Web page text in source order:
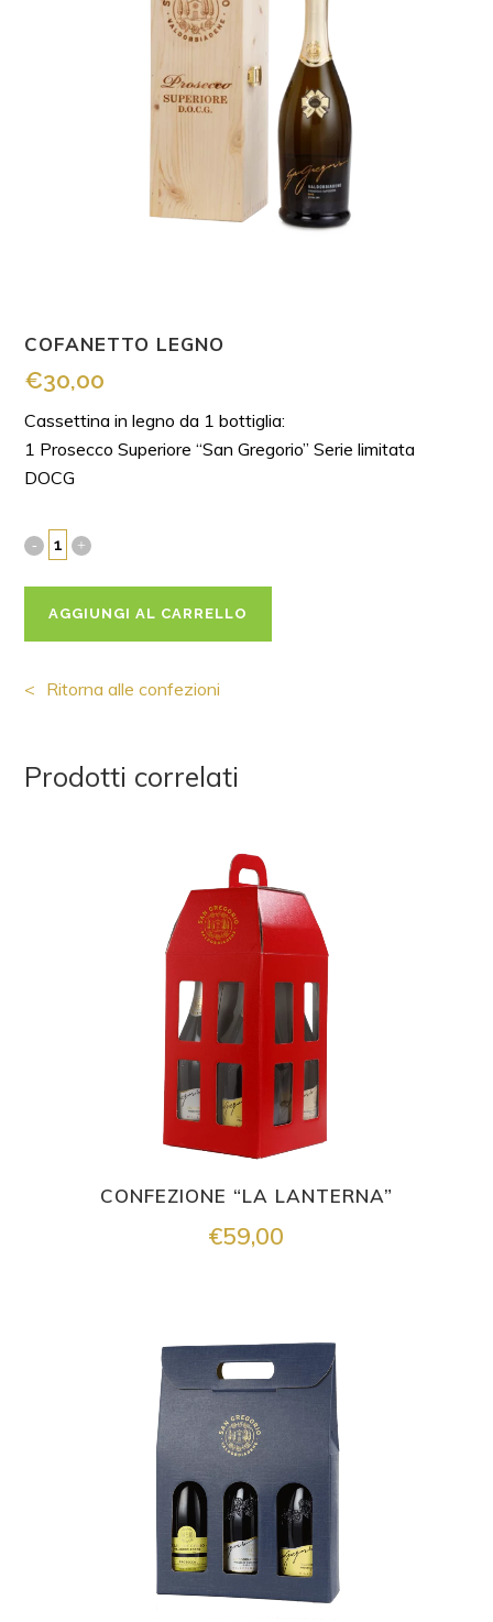
COFANETTO LEGNO
€30,00
Cassettina in legno da 1 bottiglia:
1 Prosecco Superiore “San Gregorio” Serie limitata
DOCG
AGGIUNGI AL CARRELLO
Ritorna alle confezioni
Prodotti correlati
CONFEZIONE “LA LANTERNA”
€59,00